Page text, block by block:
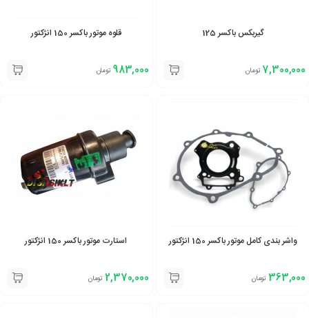
گیربکس باکسر 125
7,300,000 تومان
قلوه موتور باکسر 150 انژکتور
983,000 تومان
واشر بندی کامل موتور باکسر 150 انژکتور
363,000 تومان
استارت موتور باکسر 150 انژکتور
2,370,000 تومان